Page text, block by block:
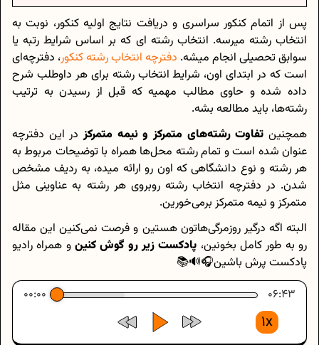
پس از اتمام کنکور سراسری و دریافت نتایج اولیه کنکور، نوبت به
انتخاب رشته میرسه. انتخاب رشته ای که بر اساس شرایط رتبه یا
سوابق تحصیلی انجام میشه. دفترچه انتخاب رشته کنکور، دفترچه‌ای
است که در ابتدای اون، شرایط انتخاب رشته برای هر داوطلب شرح
داده شده و حاوی مطالب مهمیه که قبل از رسیدن به ترتیب
رشته‌ها، باید مطالعه بشه.
همچنین تفاوت رشته‌های متمرکز و نیمه متمرکزدر این دفترچه
عنوان شده است و تمام رشته محل‌ها همراه با توضیحات مربوط به
هر رشته و نوع دانشگاهی که اون رو ارائه میده، به ردیف مشخص
شدن. در دفترچه انتخاب رشته روبروی هر رشته به عناوینی مثل
متمرکز و نیمه متمرکز برمی‌خورین.
البته اگه درگیر روزمرگی‌هاتون هستین و فرصت نمی‌کنین این مقاله
رو به طور کامل بخونین، پادکست زیر رو گوش کنین و همراه رادیو
پادکست پرش باشین🎧🔊📚
00:00
06:43
1x